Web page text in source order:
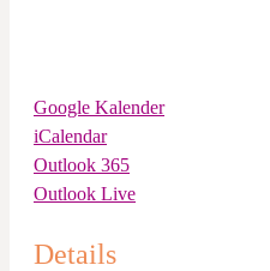
Google Kalender
iCalendar
Outlook 365
Outlook Live
Details